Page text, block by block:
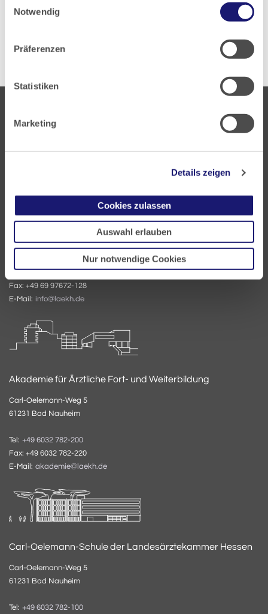
Notwendig
Präferenzen
Statistiken
Marketing
Details zeigen
Cookies zulassen
Auswahl erlauben
Nur notwendige Cookies
Hanauer Landstraße 152
60335 Frankfurt
Tel:+49 69 97672-0
Fax: +49 69 97672-128
E-Mail: info@laekh.de
Akademie für Ärztliche Fort- und Weiterbildung
Carl-Oelemann-Weg 5
61231 Bad Nauheim
Tel: +49 6032 782-200
Fax: +49 6032 782-220
E-Mail: akademie@laekh.de
Carl-Oelemann-Schule der Landesärztekammer Hessen
Carl-Oelemann-Weg 5
61231 Bad Nauheim
Tel: +49 6032 782-100